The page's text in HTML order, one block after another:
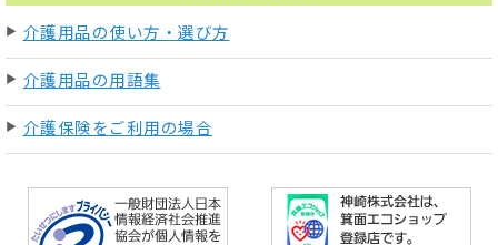
介護用品の使い方・選び方
介護用品の用語集
介護保険をご利用の場合